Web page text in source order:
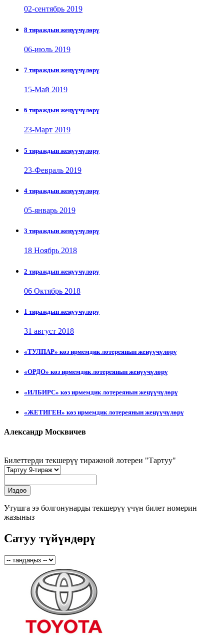
02-сентябрь 2019
8 тираждын жеңүүчүлөрү
06-июль 2019
7 тираждын жеңүүчүлөрү
15-Май 2019
6 тираждын жеңүүчүлөрү
23-Март 2019
5 тираждын жеңүүчүлөрү
23-Февраль 2019
4 тираждын жеңүүчүлөрү
05-январь 2019
3 тираждын жеңүүчүлөрү
18 Ноябрь 2018
2 тираждын жеңүүчүлөрү
06 Октябрь 2018
1 тираждын жеңүүчүлөрү
31 август 2018
«ТУЛПАР» көз ирмемдик лотереянын жеңүүчүлөрү
«ОРДО» көз ирмемдик лотереянын жеңүүчүлөрү
«ИЛБИРС» көз ирмемдик лотереянын жеңүүчүлөрү
«ЖЕТИГЕН» көз ирмемдик лотереянын жеңүүчүлөрү
Александр Москвичев
Билеттерди текшерүү тиражной лотереи "Тартуу"
Утушга ээ болгонунарды текшерүү үчүн билет номерин
жазыныз
Сатуу түйүндөрү